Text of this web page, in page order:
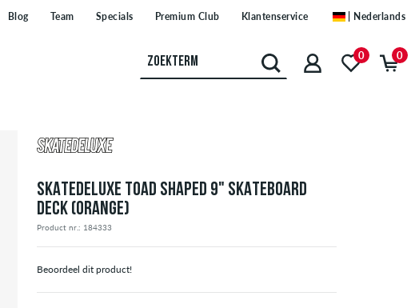
Blog Team Specials Premium Club Klantenservice | Nederlands
0 0
SKATEDELUXE TOAD SHAPED 9" SKATEBOARD
DECK (ORANGE)
Product nr.: 184333
Beoordeel dit product!